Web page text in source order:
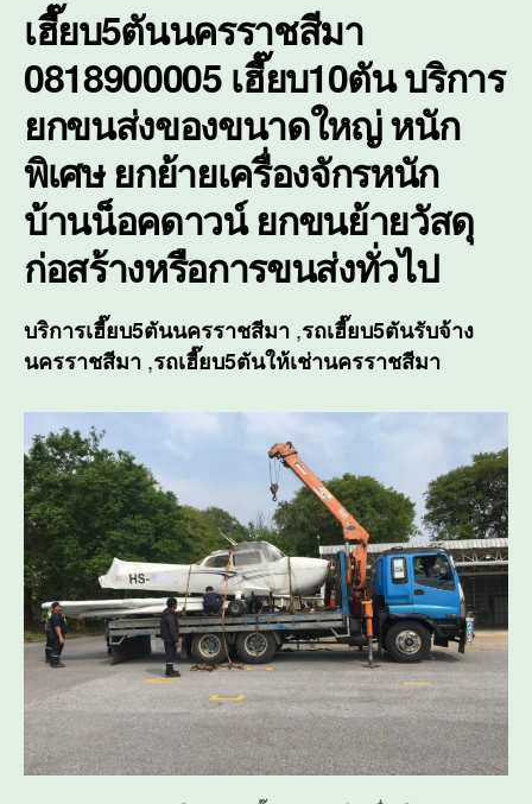
ขนา
ใหญ่
เฮี๊ยบ5ตันนครราชสีมา
0818900005 เฮี๊ยบ10ตัน บริการ
ยกขนส่งของขนาดใหญ่ หนัก
พิเศษ ยกย้ายเครื่องจักรหนัก
บ้านน็อคดาวน์ ยกขนย้ายวัสดุ
ก่อสร้างหรือการขนส่งทั่วไป
บริการเฮี๊ยบ5ตันนครราชสีมา ,รถเฮี๊ยบ5ตันรับจ้าง
นครราชสีมา ,รถเฮี๊ยบ5ตันให้เช่านครราชสีมา